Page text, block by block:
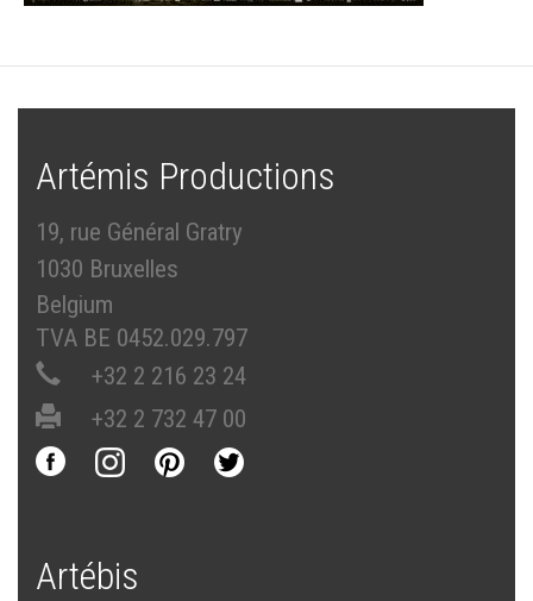
Artémis Productions
19, rue Général Gratry
1030 Bruxelles
Belgium
TVA BE 0452.029.797
+32 2 216 23 24
+32 2 732 47 00
Artébis